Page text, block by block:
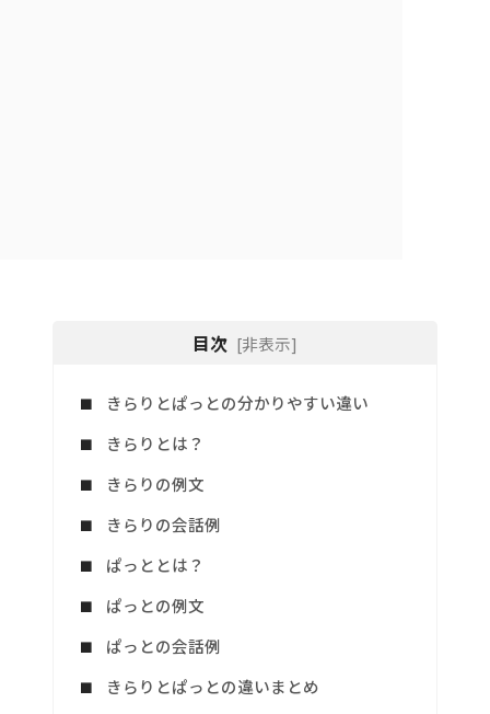
目次 [非表示]
きらりとぱっとの分かりやすい違い
きらりとは？
きらりの例文
きらりの会話例
ぱっととは？
ぱっとの例文
ぱっとの会話例
きらりとぱっとの違いまとめ